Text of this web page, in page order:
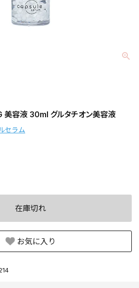
容液 30ml グルタチオン美容液
セラム
在庫切れ
お気に入り